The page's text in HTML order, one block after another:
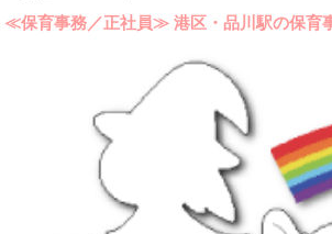
≪保育事務／正社員≫ 港区・品川駅の保育